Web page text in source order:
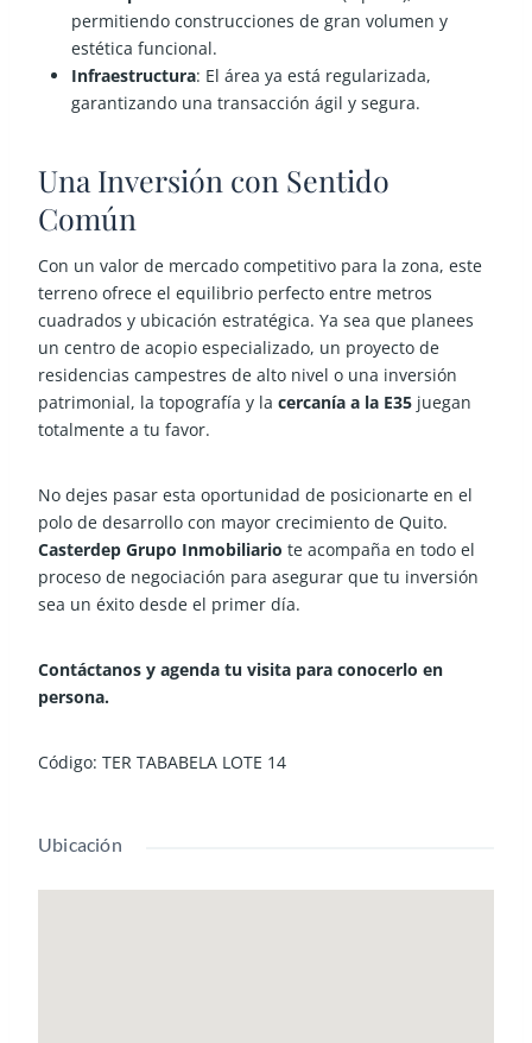
permitiendo construcciones de gran volumen y
estética funcional.
Infraestructura: El área ya está regularizada,
garantizando una transacción ágil y segura.
Una Inversión con Sentido
Común
Con un valor de mercado competitivo para la zona, este
terreno ofrece el equilibrio perfecto entre metros
cuadrados y ubicación estratégica. Ya sea que planees
un centro de acopio especializado, un proyecto de
residencias campestres de alto nivel o una inversión
patrimonial, la topografía y la cercanía a la E35 juegan
totalmente a tu favor.
No dejes pasar esta oportunidad de posicionarte en el
polo de desarrollo con mayor crecimiento de Quito.
Casterdep Grupo Inmobiliario te acompaña en todo el
proceso de negociación para asegurar que tu inversión
sea un éxito desde el primer día.
Contáctanos y agenda tu visita para conocerlo en
persona.
Código: TER TABABELA LOTE 14
Ubicación